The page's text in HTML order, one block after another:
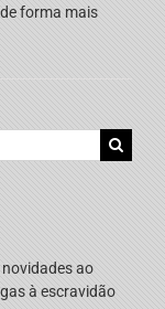
forma mais
novidades ao
à escravidão